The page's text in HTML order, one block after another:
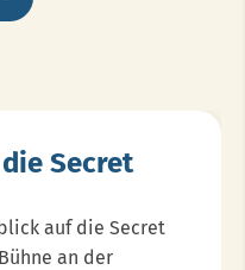
Secret
auf die Secret
an der